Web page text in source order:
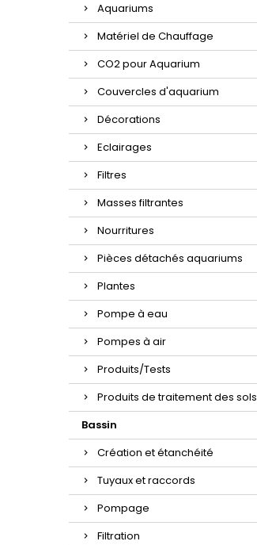
Aquariums
Matériel de Chauffage
CO2 pour Aquarium
Couvercles d'aquarium
Décorations
Eclairages
Filtres
Masses filtrantes
Nourritures
Pièces détachés aquariums
Plantes
Pompe à eau
Pompes à air
Produits/Tests
Produits de traitement des sols
Bassin
Création et étanchéité
Tuyaux et raccords
Pompage
Filtration